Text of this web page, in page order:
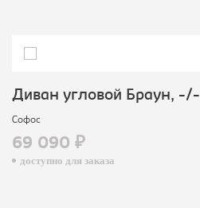
Диван угловой Браун, -/-
Софос
69 090 ₽
доступно для заказа